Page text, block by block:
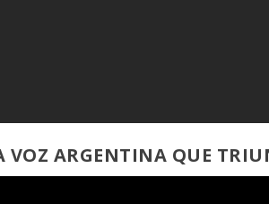
VOZ ARGENTINA QUE